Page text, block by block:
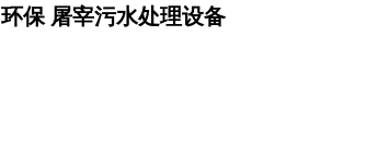
环保 屠宰污水处理设备